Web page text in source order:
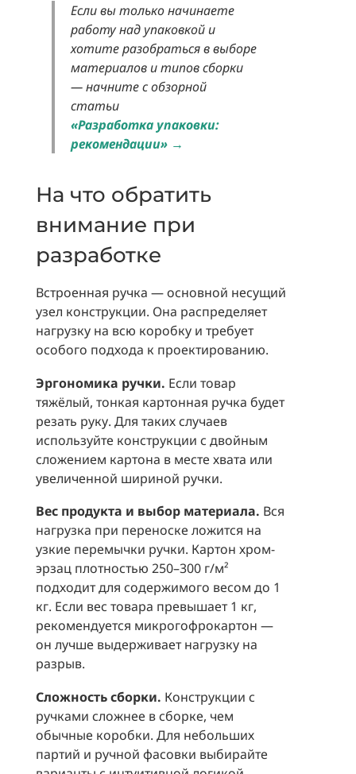
Если вы только начинаете
работу над упаковкой и
хотите разобраться в выборе
материалов и типов сборки
— начните с обзорной
статьи
«Разработка упаковки:
рекомендации» →
На что обратить
внимание при
разработке
Встроенная ручка — основной несущий
узел конструкции. Она распределяет
нагрузку на всю коробку и требует
особого подхода к проектированию.
Эргономика ручки. Если товар
тяжёлый, тонкая картонная ручка будет
резать руку. Для таких случаев
используйте конструкции с двойным
сложением картона в месте хвата или
увеличенной шириной ручки.
Вес продукта и выбор материала. Вся
нагрузка при переноске ложится на
узкие перемычки ручки. Картон хром-
эрзац плотностью 250–300 г/м²
подходит для содержимого весом до 1
кг. Если вес товара превышает 1 кг,
рекомендуется микрогофрокартон —
он лучше выдерживает нагрузку на
разрыв.
Сложность сборки. Конструкции с
ручками сложнее в сборке, чем
обычные коробки. Для небольших
партий и ручной фасовки выбирайте